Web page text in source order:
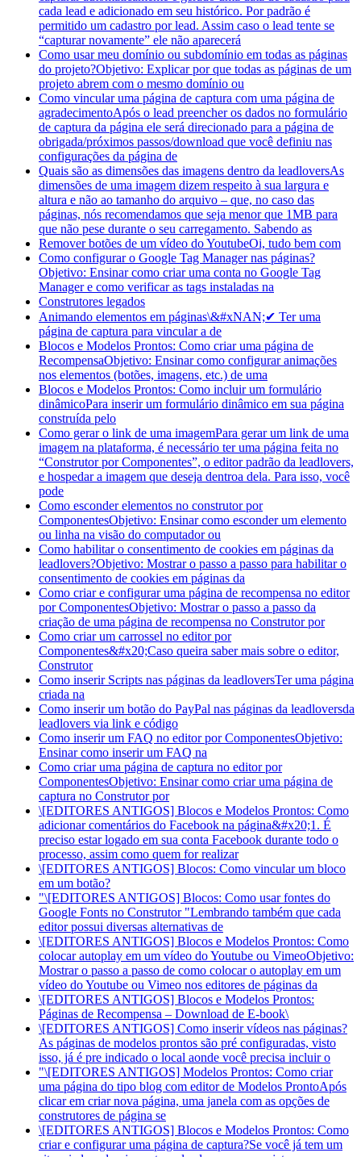
cada lead e adicionado em seu histórico. Por padrão é
permitido um cadastro por lead. Assim caso o lead tente se
“capturar novamente” ele não aparecerá
Como usar meu domínio ou subdomínio em todas as páginas
do projeto?Objetivo: Explicar por que todas as páginas de um
projeto abrem com o mesmo domínio ou
Como vincular uma página de captura com uma página de
agradecimentoApós o lead preencher os dados no formulário
de captura da página ele será direcionado para a página de
obrigada/próximos passos/download que você definiu nas
configurações da página de
Quais são as dimensões das imagens dentro da leadloversAs
dimensões de uma imagem dizem respeito à sua largura e
altura e não ao tamanho do arquivo – que, no caso das
páginas, nós recomendamos que seja menor que 1MB para
que não pese durante o seu carregamento. Sabendo as
Remover botões de um vídeo do YoutubeOi, tudo bem com
Como configurar o Google Tag Manager nas páginas?
Objetivo: Ensinar como criar uma conta no Google Tag
Manager e como verificar as tags instaladas na
Construtores legados
Animando elementos em páginas\&#xNAN;✔ Ter uma
página de captura para vincular a de
Blocos e Modelos Prontos: Como criar uma página de
RecompensaObjetivo: Ensinar como configurar animações
nos elementos (botões, imagens, etc.) de uma
Blocos e Modelos Prontos: Como incluir um formulário
dinâmicoPara inserir um formulário dinâmico em sua página
construída pelo
Como gerar o link de uma imagemPara gerar um link de uma
imagem na plataforma, é necessário ter uma página feita no
“Construtor por Componentes”, o editor padrão da leadlovers,
e hospedar a imagem que deseja dentroa dela. Para isso, você
pode
Como esconder elementos no construtor por
ComponentesObjetivo: Ensinar como esconder um elemento
ou linha na visão do computador ou
Como habilitar o consentimento de cookies em páginas da
leadlovers?Objetivo: Mostrar o passo a passo para habilitar o
consentimento de cookies em páginas da
Como criar e configurar uma página de recompensa no editor
por ComponentesObjetivo: Mostrar o passo a passo da
criação de uma página de recompensa no Construtor por
Como criar um carrossel no editor por
Componentes&#x20;Caso queira saber mais sobre o editor,
Construtor
Como inserir Scripts nas páginas da leadloversTer uma página
criada na
Como inserir um botão do PayPal nas páginas da leadloversda
leadlovers via link e código
Como inserir um FAQ no editor por ComponentesObjetivo:
Ensinar como inserir um FAQ na
Como criar uma página de captura no editor por
ComponentesObjetivo: Ensinar como criar uma página de
captura no Construtor por
\[EDITORES ANTIGOS] Blocos e Modelos Prontos: Como
adicionar comentários do Facebook na página&#x20;1. É
preciso estar logado em sua conta Facebook durante todo o
processo, assim como quem for realizar
\[EDITORES ANTIGOS] Blocos: Como vincular um bloco
em um botão?
"\[EDITORES ANTIGOS] Blocos: Como usar fontes do
Google Fonts no Construtor "Lembrando também que cada
editor possui diversas alternativas de
\[EDITORES ANTIGOS] Blocos e Modelos Prontos: Como
colocar autoplay em um vídeo do Youtube ou VimeoObjetivo:
Mostrar o passo a passo de como colocar o autoplay em um
vídeo do Youtube ou Vimeo nos editores de páginas da
\[EDITORES ANTIGOS] Blocos e Modelos Prontos:
Páginas de Recompensa – Download de E-book\
\[EDITORES ANTIGOS] Como inserir vídeos nas páginas?
As páginas de modelos prontos são pré configuradas, visto
isso, já é pre indicado o local aonde você precisa incluir o
"\[EDITORES ANTIGOS] Modelos Prontos: Como criar
uma página do tipo blog com editor de Modelos ProntoApós
clicar em criar nova página, uma janela com as opções de
construtores de página se
\[EDITORES ANTIGOS] Blocos e Modelos Prontos: Como
criar e configurar uma página de captura?Se você já tem um